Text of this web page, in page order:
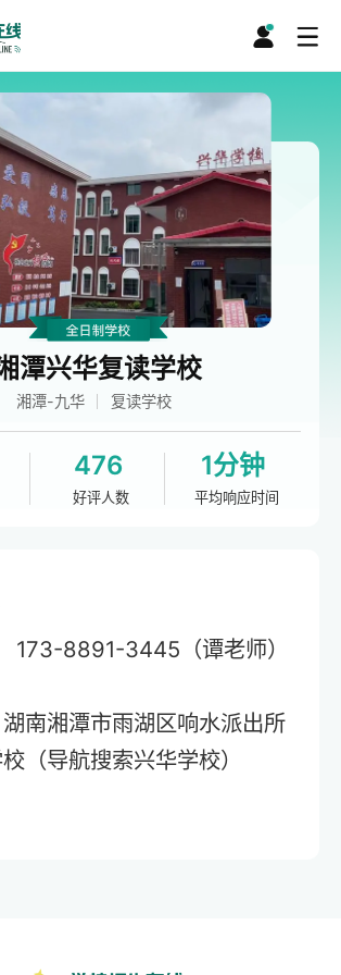
潭兴华复读学校
湘潭-九华 复读学校
476
好评人数
1分钟
平均响应时间
173-8891-3445（谭老师）
南湘潭市雨湖区响水派出所
（导航搜索兴华学校）